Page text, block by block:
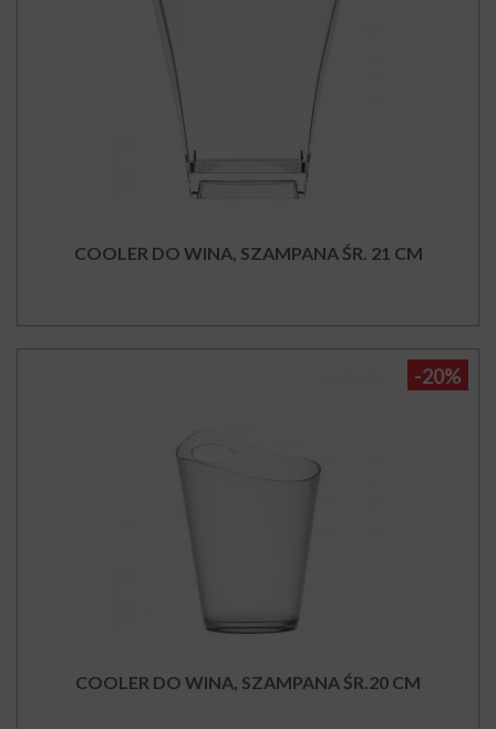
COOLER DO WINA, SZAMPANA ŚR. 21 CM
-20%
COOLER DO WINA, SZAMPANA ŚR.20 CM